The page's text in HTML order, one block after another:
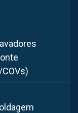
industrial.
para
de